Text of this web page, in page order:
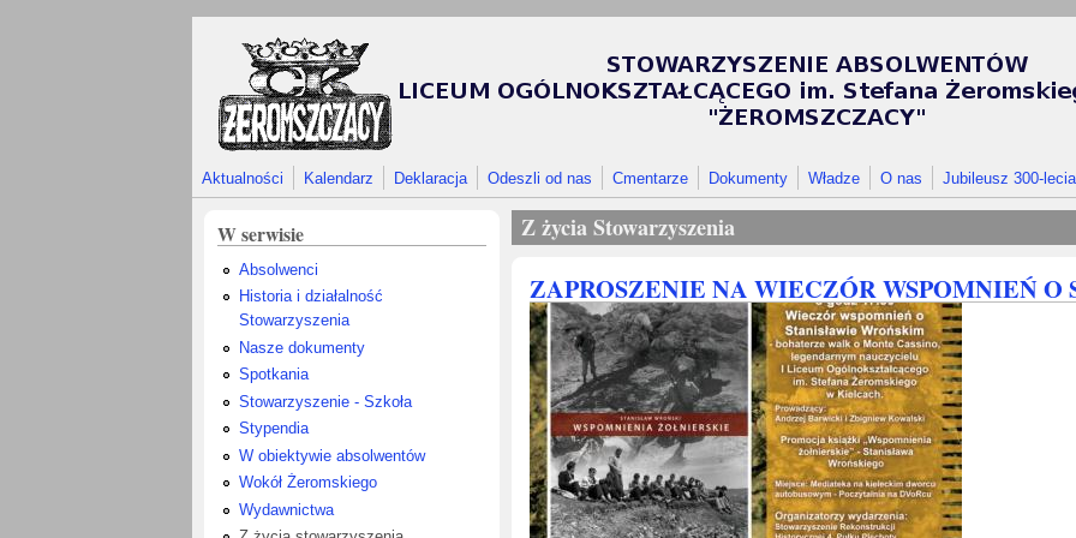
Aktualności Kalendarz Deklaracja Odeszli od nas Cmentarze Dokumenty Władze O nas Jubileusz 300-lecia
W serwisie
Absolwenci
Historia i działalność
Stowarzyszenia
Nasze dokumenty
Spotkania
Stowarzyszenie - Szkoła
Stypendia
W obiektywie absolwentów
Wokół Żeromskiego
Wydawnictwa
Z życia Stowarzyszenia
ZAPROSZENIE NA WIECZÓR WSPOMNIEŃ